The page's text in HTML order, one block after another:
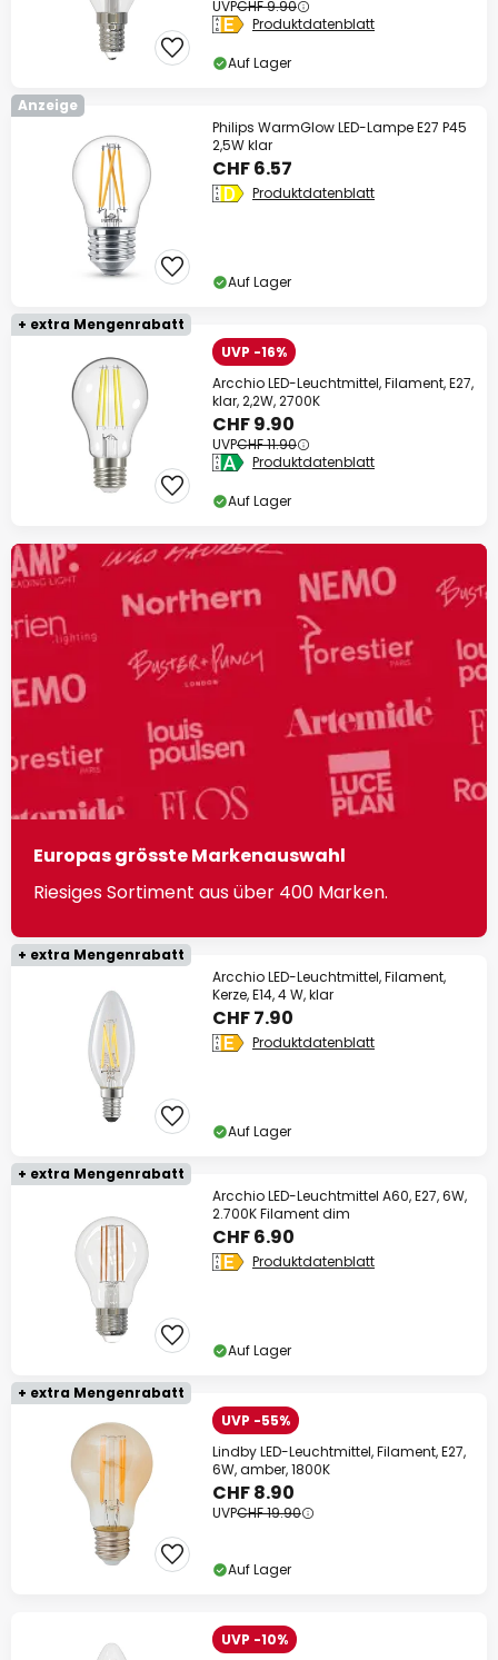
UVPCHF 9.90
Produktdatenblatt
Auf Lager
Anzeige
Philips WarmGlow LED-Lampe E27 P45
2,5W klar
CHF 6.57
Produktdatenblatt
Auf Lager
+ extra Mengenrabatt
UVP -16%
Arcchio LED-Leuchtmittel, Filament, E27,
klar, 2,2W, 2700K
CHF 9.90
UVPCHF 11.90
Produktdatenblatt
Auf Lager
Europas grösste Markenauswahl
Riesiges Sortiment aus über 400 Marken.
+ extra Mengenrabatt
Arcchio LED-Leuchtmittel, Filament,
Kerze, E14, 4 W, klar
CHF 7.90
Produktdatenblatt
Auf Lager
+ extra Mengenrabatt
Arcchio LED-Leuchtmittel A60, E27, 6W,
2.700K Filament dim
CHF 6.90
Produktdatenblatt
Auf Lager
+ extra Mengenrabatt
UVP -55%
Lindby LED-Leuchtmittel, Filament, E27,
6W, amber, 1800K
CHF 8.90
UVPCHF 19.90
Auf Lager
UVP -10%